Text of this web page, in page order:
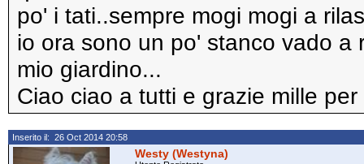
po' i tati..sempre mogi mogi a
io ora sono un po' stanco vado a
mio giardino...
Ciao ciao a tutti e grazie mille
Inserito il: 26 Oct 2014 20:58
Westy (Westyna)